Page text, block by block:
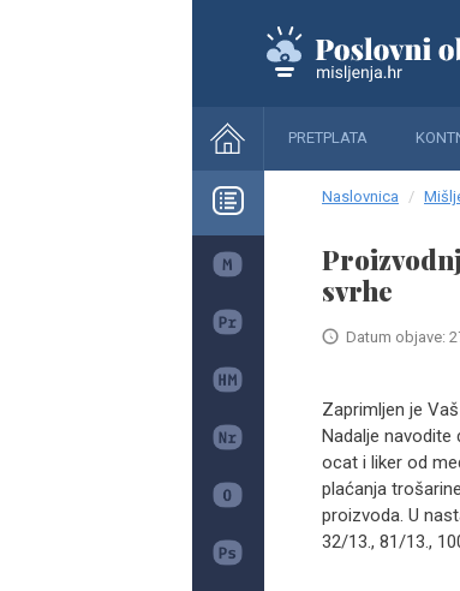
PRETPLATA
Naslovnica
svrhe
Datum objave:
Zaprimljen je
Nadalje
ocat i liker od
plaćanja
proizvoda. U
32/13., 81/13.,